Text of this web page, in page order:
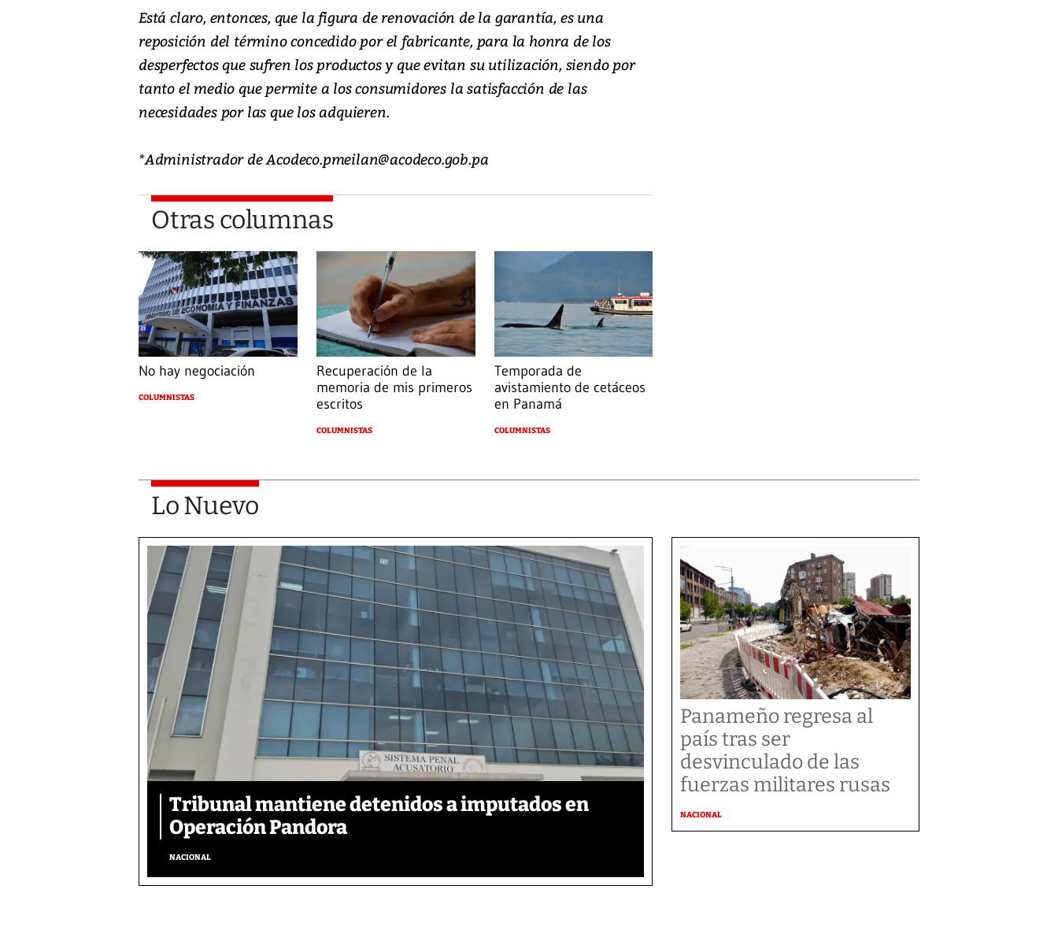
Está claro, entonces, que la figura de renovación de la garantía, es una
reposición del término concedido por el fabricante, para la honra de los
desperfectos que sufren los productos y que evitan su utilización, siendo por
tanto el medio que permite a los consumidores la satisfacción de las
necesidades por las que los adquieren.
*Administrador de Acodeco.pmeilan@acodeco.gob.pa
Otras columnas
No hay negociación
COLUMNISTAS
Recuperación de la
memoria de mis primeros
escritos
COLUMNISTAS
Temporada de
avistamiento de cetáceos
en Panamá
COLUMNISTAS
Lo Nuevo
Tribunal mantiene detenidos a imputados en
Operación Pandora
NACIONAL
Panameño regresa al
país tras ser
desvinculado de las
fuerzas militares rusas
NACIONAL